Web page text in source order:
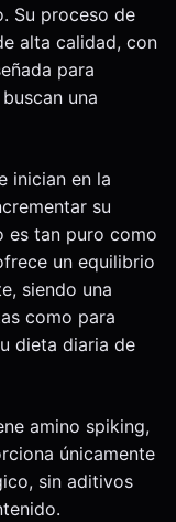
Su proceso de
alta calidad, con
para
una
inician en la
su
es tan puro como
un equilibrio
siendo una
como para
dieta diaria de
amino spiking,
únicamente
sin aditivos